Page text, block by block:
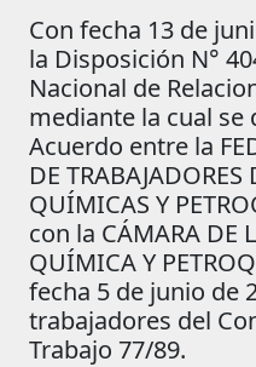
Con fecha 13 de
la Disposición N°
Nacional de
mediante la cual
Acuerdo entre la
DE
QUÍMICAS Y
con la CÁMARA DE
QUÍMICA Y
fecha 5 de junio de
trabajadores del
Trabajo 77/89.